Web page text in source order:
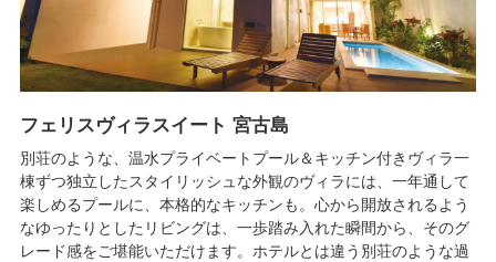
フェリスヴィラスイート 宮古島
別荘のような、温水プライベートプール＆キッチン付きヴィラ一
棟ずつ独立したスタイリッシュな外観のヴィラには、一年通して
楽しめるプールに、本格的なキッチンも。心から開放されるよう
なゆったりとしたリビングは、一歩踏み入れた瞬間から、そのグ
レード感をご堪能いただけます。ホテルとは違う別荘のような過